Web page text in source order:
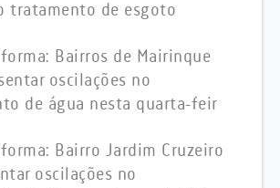
tratamento de esgoto
Bairros de Mairinque
oscilações no
de água nesta quarta-feir
Bairro Jardim Cruzeiro
oscilações no